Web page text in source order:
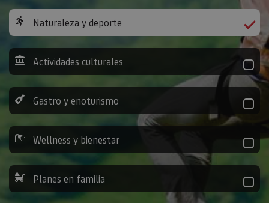
Naturaleza y deporte
Actividades culturales
Gastro y enoturismo
Wellness y bienestar
Planes en familia